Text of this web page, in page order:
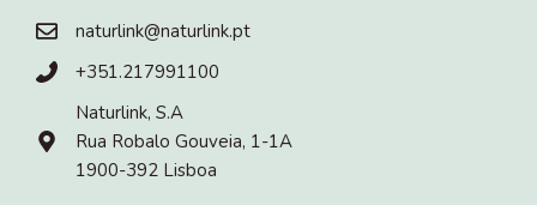
naturlink@naturlink.pt
+351.217991100
Naturlink, S.A
Rua Robalo Gouveia, 1-1A
1900-392 Lisboa